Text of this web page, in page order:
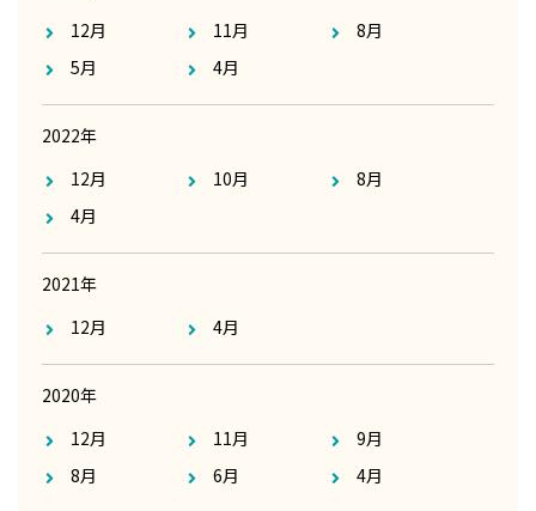
12月
11月
8月
5月
4月
2022年
12月
10月
8月
4月
2021年
12月
4月
2020年
12月
11月
9月
8月
6月 4月